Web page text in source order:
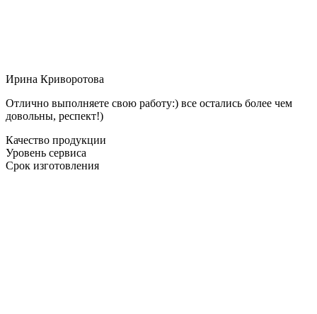
Ирина Криворотова
Отлично выполняете свою работу:) все остались более чем
довольны, респект!)
Качество продукции
Уровень сервиса
Срок изготовления